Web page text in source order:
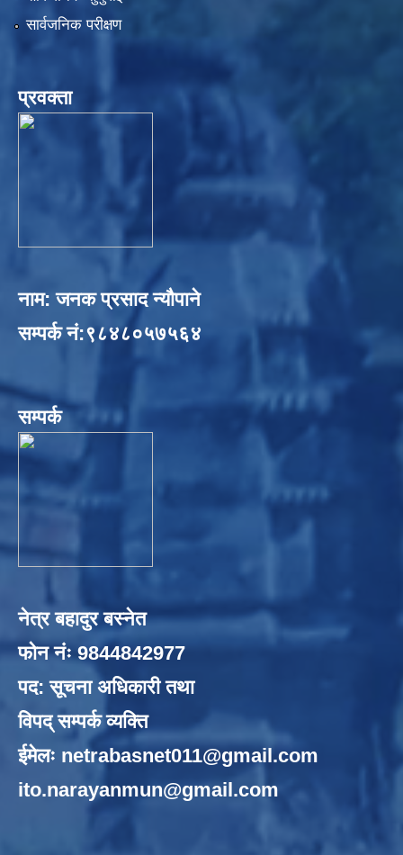
सार्वजनिक परीक्षण
प्रवक्ता
नाम: जनक प्रसाद न्यौपाने
सम्पर्क नं:९८४८०५७५६४
सम्पर्क
नेत्र बहादुर बस्नेत
फोन नंः 9844842977
पद: सूचना अधिकारी तथा
विपद् सम्पर्क व्यक्ति
ईमेलः netrabasnet011@gmail.com
ito.narayanmun@gmail.com